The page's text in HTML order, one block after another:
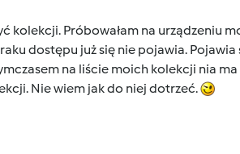
kolekcji. Próbowałam na urządzeniu
dostępu już się nie pojawia.
na liście moich kolekcji nia ma
Nie wiem jak do niej dotrzeć.